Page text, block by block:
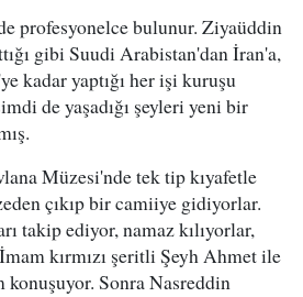
profesyonelce bulunur. Ziyaüddin
gibi Suudi Arabistan'dan İran'a,
kadar yaptığı her işi kuruşu
de yaşadığı şeyleri yeni bir
Müzesi'nde tek tip kıyafetle
çıkıp bir camiiye gidiyorlar.
takip ediyor, namaz kılıyorlar,
kırmızı şeritli Şeyh Ahmet ile
Sonra Nasreddin